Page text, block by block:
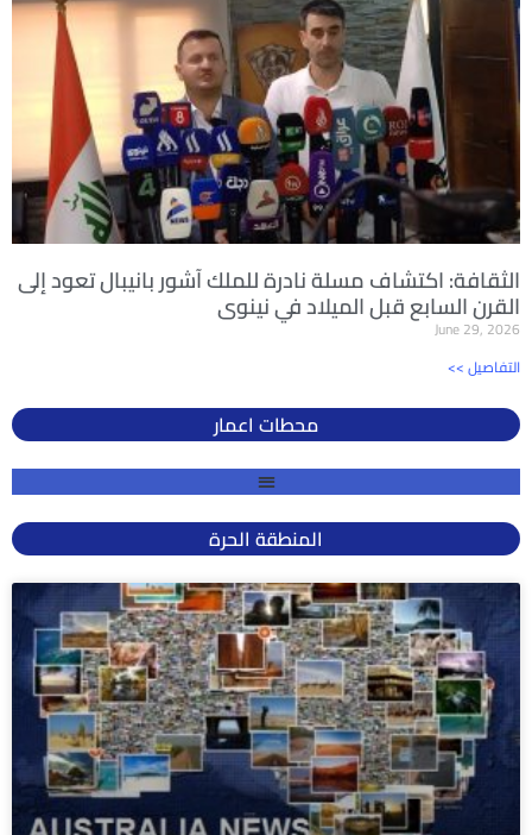
الثقافة: اكتشاف مسلة نادرة للملك آشور بانيبال تعود إلى
القرن السابع قبل الميلاد في نينوى
June 29, 2026
<< التفاصيل
محطات اعمار
المنطقة الحرة